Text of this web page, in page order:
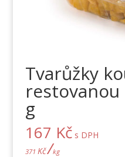
Tvarůžky
g
167 Kč s DPH
371 Kč/kg